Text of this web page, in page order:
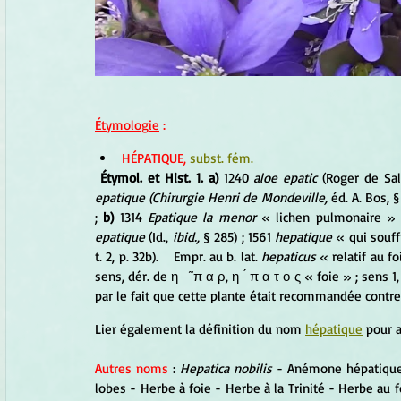
Étymologie :
HÉPATIQUE, subst. fém.
Étymol. et Hist. 1. a) 1240 aloe epatic (Roger de
epatique (Chirurgie Henri de Mondeville, éd. A. Bos,
; b) 1314 Epatique la menor « lichen pulmonaire »
epatique (Id., ibid., § 285) ; 1561 hepatique « qui
t. 2, p. 32b).    Empr. au b. lat. hepaticus « relatif au
sens, dér. de η   ̃ π α ρ, η  ́ π α τ ο ς « foie » ; sens
par le fait que cette plante était recommandée
Lier également la définition du nom hépatique pour
Autres noms : Hepatica nobilis - Anémone
lobes - Herbe à foie - Herbe à la Trinité - Herbe